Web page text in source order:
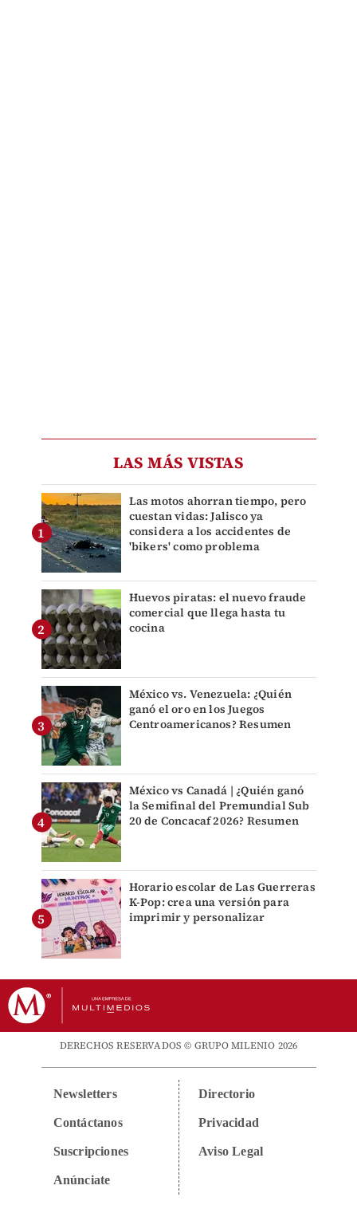
LAS MÁS VISTAS
Las motos ahorran tiempo, pero
cuestan vidas: Jalisco ya
considera a los accidentes de
'bikers' como problema
Huevos piratas: el nuevo fraude
comercial que llega hasta tu
cocina
México vs. Venezuela: ¿Quién
ganó el oro en los Juegos
Centroamericanos? Resumen
México vs Canadá | ¿Quién ganó
la Semifinal del Premundial Sub
20 de Concacaf 2026? Resumen
Horario escolar de Las Guerreras
K-Pop: crea una versión para
imprimir y personalizar
DERECHOS RESERVADOS © GRUPO MILENIO 2026
Newsletters
Contáctanos
Suscripciones
Anúnciate
Directorio
Privacidad
Aviso Legal